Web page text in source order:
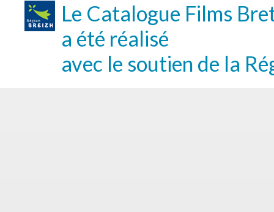
Le Catalogue Films
a été réalisé
avec le soutien de la